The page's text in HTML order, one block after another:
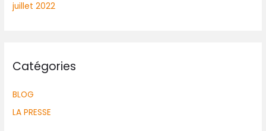
juillet 2022
Catégories
BLOG
LA PRESSE